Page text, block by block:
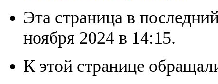
Эта страница в
ноября 2024 в 14:15.
К этой странице